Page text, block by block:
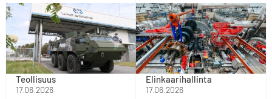
Teollisuus
17.06.2026
Elinkaarihallinta
17.06.2026